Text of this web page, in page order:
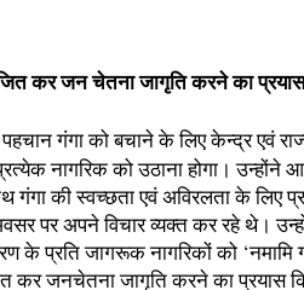
कर जन चेतना जागृति करने का प्रयास
गंगा को बचाने के लिए केन्द्र एवं
नागरिक को उठाना होगा।
गंगा की स्वच्छता एवं अविरलता के लिए
पर अपने विचार व्यक्त कर रहे थे।
प्रति जागरूक नागरिकों को ‘नमामि
जनचेतना जागृति करने का प्रयास